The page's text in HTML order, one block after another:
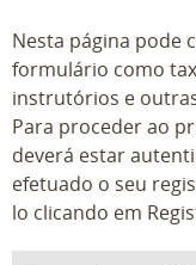
Nesta página pode
formulário como
instrutórios e
Para proceder ao
deverá estar
efetuado o seu
lo clicando em